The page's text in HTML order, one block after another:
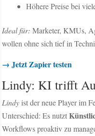
Höhere Preise bei
Ideal für: Marketer, KMUs,
wollen ohne sich tief in
→ Jetzt Zapier testen
Lindy: KI trifft
Lindy ist der neue Player im
Unterschied: Es nutzt
Workflows proaktiv zu